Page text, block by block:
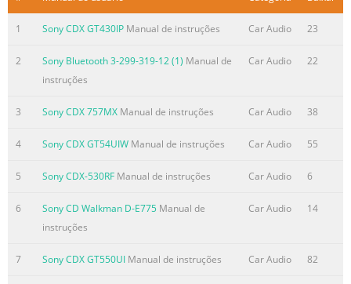
Gebruiksaanwijzing
Zum Deaktivieren der Demo-Anzeige (DEMO) schlagen Sie
bitte auf Seite 7 nach.
page 7.
Om de demonstratie (DEMO) te annuleren, zie pagina 7.
MEX-BT38
Resumo do conteúdo contido na página número
Old Electrical & the car for safety. For installation and
1 Sony CDX GT430IP Manual de instruções Car Audio 23
2 Sony Bluetooth 3-299-319-12 (1) Manual de
instruções
Car Audio 22
3 Sony CDX 757MX Manual de instruções Car Audio 38
4 Sony CDX GT54UIW Manual de instruções Car Audio 55
5 Sony CDX-530RF Manual de instruções Car Audio 6
6 Sony CD Walkman D-E775 Manual de
instruções
Car Audio 14
7 Sony CDX GT550UI Manual de instruções Car Audio 82